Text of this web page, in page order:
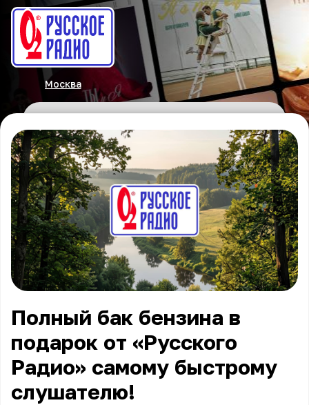
Москва
Полный бак бензина в
подарок от «Русского
Радио» самому быстрому
слушателю!